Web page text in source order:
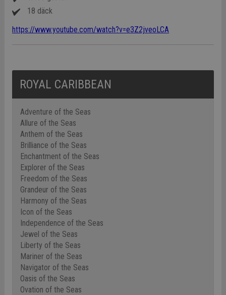
18 däck
https://www.youtube.com/watch?v=e3Z2jveoLCA
ROYAL CARIBBEAN
Adventure of the Seas
Allure of the Seas
Anthem of the Seas
Brilliance of the Seas
Enchantment of the Seas
Explorer of the Seas
Freedom of the Seas
Grandeur of the Seas
Harmony of the Seas
Icon of the Seas
Independence of the Seas
Jewel of the Seas
Liberty of the Seas
Mariner of the Seas
Navigator of the Seas
Oasis of the Seas
Ovation of the Seas